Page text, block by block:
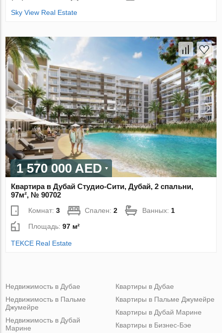
Sky View Real Estate
1 570 000 AED
Квартира в Дубай Студио-Сити, Дубай, 2 спальни,
97м², № 90702
Комнат:3 Спален:2 Ванных:1
Площадь:97 м²
TEKCE Real Estate
Недвижимость в Дубае
Недвижимость в Пальме
Джумейре
Недвижимость в Дубай
Марине
Квартиры в Дубае
Квартиры в Пальме Джумейре
Квартиры в Дубай Марине
Квартиры в Бизнес-Бэе